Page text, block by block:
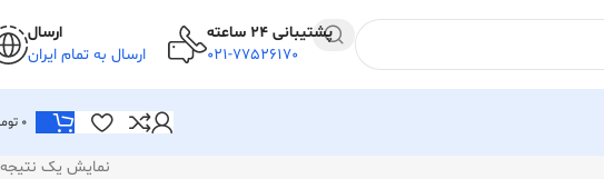
پشتیبانی 24 ساعته
021-77526170
ارسال
ارسال به تمام ایران
0
نمایش یک نتیجه